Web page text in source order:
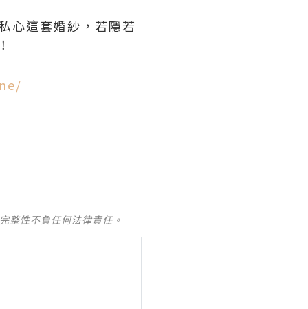
心這套婚紗，若隱若
整性不負任何法律責任。